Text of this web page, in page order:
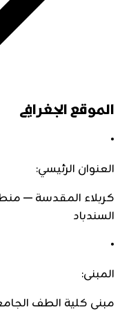
الموقع الجغرافي
•
العنوان الرئيسي:
كربلاء المقدسة —
السندباد
•
المبنى:
مبنى كلية الطف